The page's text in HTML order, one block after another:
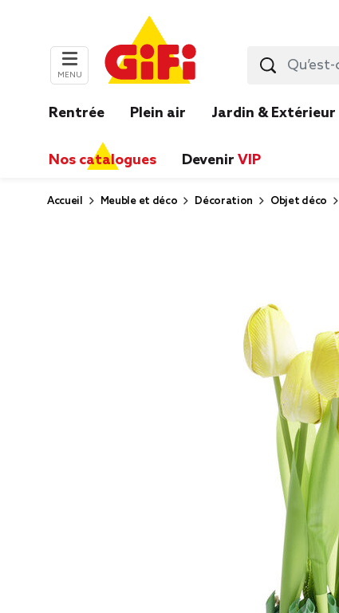
MENU
Rentrée Plein air Jardin & Extérieur
Nos catalogues Devenir VIP
Accueil Meuble et déco Décoration Objet déco